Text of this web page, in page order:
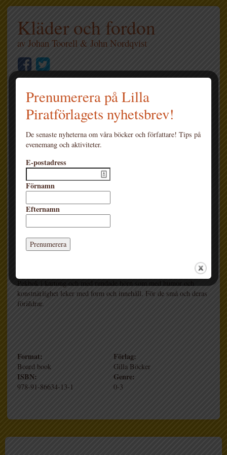
Kläder och fordon
avJohan Toorell &John Nordqvist
Titta, en traktor! Eller … är det en sko? Kanske en sko-traktor,
konstnärlighet leker med form och innehåll. För de små och deras
föräldrar.
Format:
Board book
Förlag:
Gilla Böcker
ISBN:
978-91-86634-13-1
Genre:
0-3
Prenumerera på Lilla
Piratförlagets nyhetsbrev!
De senaste nyheterna om våra böcker och författare! Tips på
evenemang och aktiviteter.
E-postadress
Förnamn
Efternamn